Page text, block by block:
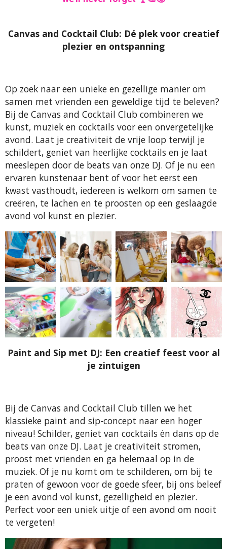
Canvas and Cocktail Club: Dé plek voor creatief
plezier en ontspanning
Op zoek naar een unieke en gezellige manier om
samen met vrienden een geweldige tijd te beleven?
Bij de Canvas and Cocktail Club combineren we
kunst, muziek en cocktails voor een onvergetelijke
avond. Laat je creativiteit de vrije loop terwijl je
schildert, geniet van heerlijke cocktails en je laat
meeslepen door de beats van onze DJ. Of je nu een
ervaren kunstenaar bent of voor het eerst een
kwast vasthoudt, iedereen is welkom om samen te
creëren, te lachen en te proosten op een geslaagde
avond vol kunst en plezier.
Paint and Sip met DJ: Een creatief feest voor al
je zintuigen
Bij de Canvas and Cocktail Club tillen we het
klassieke paint and sip-concept naar een hoger
niveau! Schilder, geniet van cocktails én dans op de
beats van onze DJ. Laat je creativiteit stromen,
proost met vrienden en ga helemaal op in de
muziek. Of je nu komt om te schilderen, om bij te
praten of gewoon voor de goede sfeer, bij ons beleef
je een avond vol kunst, gezelligheid en plezier.
Perfect voor een uniek uitje of een avond om nooit
te vergeten!